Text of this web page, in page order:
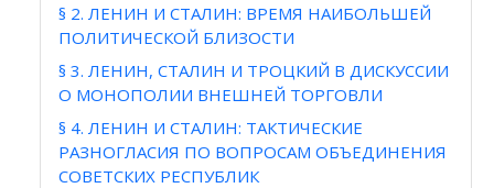
§ 2. ЛЕНИН И СТАЛИН: ВРЕМЯ НАИБОЛЬШЕЙ
ПОЛИТИЧЕСКОЙ БЛИЗОСТИ
§ 3. ЛЕНИН, СТАЛИН И ТРОЦКИЙ В ДИСКУССИИ
О МОНОПОЛИИ ВНЕШНЕЙ ТОРГОВЛИ
§ 4. ЛЕНИН И СТАЛИН: ТАКТИЧЕСКИЕ
РАЗНОГЛАСИЯ ПО ВОПРОСАМ ОБЪЕДИНЕНИЯ
СОВЕТСКИХ РЕСПУБЛИК